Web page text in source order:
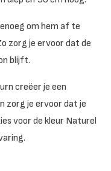
om hem af te
zorg je ervoor dat de
blijft.
creëer je een
zorg je ervoor dat je
voor de kleur Naturel